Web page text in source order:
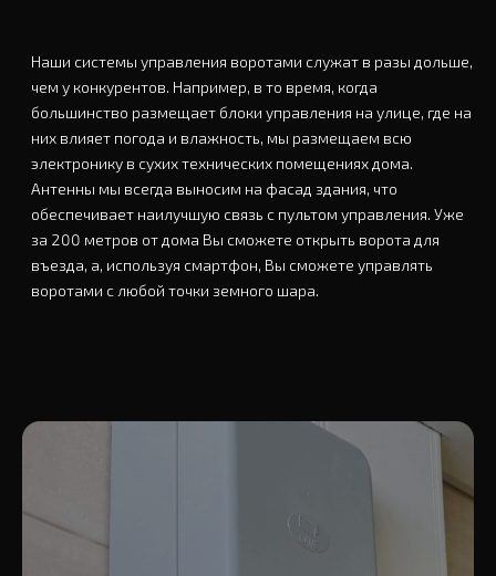
Наши системы управления воротами служат в разы дольше,
чем у конкурентов. Например, в то время, когда
большинство размещает блоки управления на улице, где на
них влияет погода и влажность, мы размещаем всю
электронику в сухих технических помещениях дома.
Антенны мы всегда выносим на фасад здания, что
обеспечивает наилучшую связь с пультом управления. Уже
за 200 метров от дома Вы сможете открыть ворота для
въезда, а, используя смартфон, Вы сможете управлять
воротами с любой точки земного шара.